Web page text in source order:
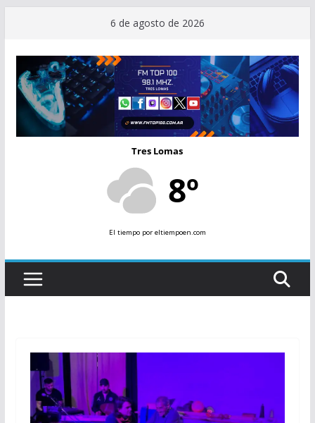
contenido
6 de agosto de 2026
Tres Lomas
8º
El tiempopor eltiempoen.com